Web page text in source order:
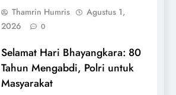
Thamrin Humris
Agustus 1,
2026
0
Selamat Hari Bhayangkara: 80
Tahun Mengabdi, Polri untuk
Masyarakat